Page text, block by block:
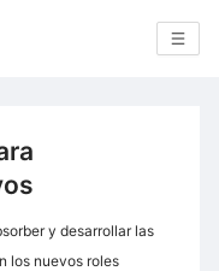
y desarrollar las
los nuevos roles